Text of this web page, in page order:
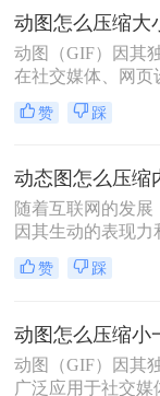
图的方法，旨在帮
的情况下减小文件
动图（GIF）因其
在社交媒体、网页
广泛应用。然而，
大，影响加载速度
种压缩动图大小的
松优化动图文件。
赞 踩
随着互联网的发展
因其生动的表现力
受到越来越多用户
大的文件体积不仅
验。因此，掌握有
变得至关重要。那
内存大小呢？本文
赞 踩
动图（GIF）因其
广泛应用于社交媒